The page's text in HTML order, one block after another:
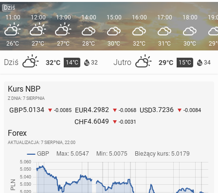
Dziś
11:00
26°C
Dziś 32°C 14°C 32 Jutro 29°C 15°C 34
12:00
27°C
13:00
27°C
14:00
28°C
15:00
30°C
16:00
32°C
17:00
31°C
18:00
30°C
Kurs NBP
Z DNIA: 7 SIERPNIA
GBP5.0134 -0.0085 EUR4.2982 -0.0068 USD3.7236 -0.0084
CHF4.6049 -0.0031
Forex
AKTUALIZACJA: 7 SIERPNIA, 22:00